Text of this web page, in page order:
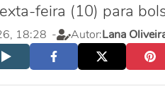
feira (10) para
18:28 - Autor:Lana